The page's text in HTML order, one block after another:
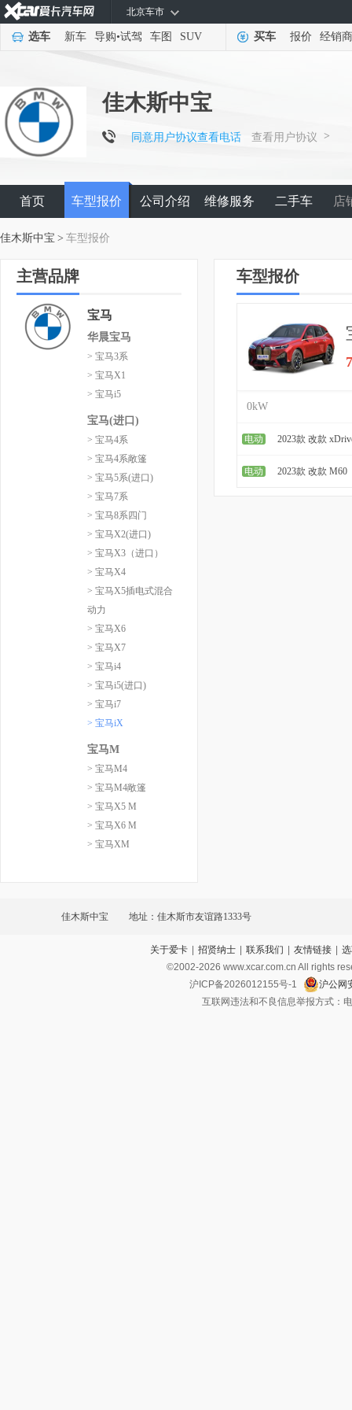
北京车市
选车 新车 导购•试驾 车图 SUV 买车 报价 经销商
佳木斯中宝
同意用户协议查看电话 查看用户协议 >
首页 车型报价 公司介绍 维修服务 二手车 店
佳木斯中宝 > 车型报价
主营品牌
宝马
华晨宝马
> 宝马3系
> 宝马X1
> 宝马i5
宝马(进口)
> 宝马4系
> 宝马4系敞篷
> 宝马5系(进口)
> 宝马7系
> 宝马8系四门
> 宝马X2(进口)
> 宝马X3（进口）
> 宝马X4
> 宝马X5插电式混合
动力
> 宝马X6
> 宝马X7
> 宝马i4
> 宝马i5(进口)
> 宝马i7
> 宝马iX
宝马M
> 宝马M4
> 宝马M4敞篷
> 宝马X5 M
> 宝马X6 M
> 宝马XM
车型报价
0kW
电动 2023款 改款
电动 2023款 改款 M60
佳木斯中宝 地址：佳木斯市友谊路1333号
关于爱卡 招贤纳士 联系我们 友情链接
©2002-2026 www.xcar.com.cn All rights
沪ICP备2026012155号-1
沪公网
互联网违法和不良信息举报方式：